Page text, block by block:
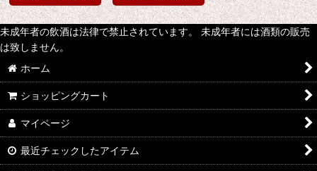
未成年者の飲酒は法律で禁止されています。 未成年者には酒類の販売
は致しません。
ホーム
ショッピングカート
マイページ
最近チェックしたアイテム